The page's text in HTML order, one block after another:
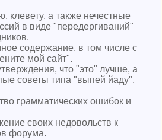
а также нечестные
в виде "передергиваний"
содержание, в том числе с
мой сайт".
что "это" лучше, а
советы типа "выпей йаду",
грамматических ошибок и
своих недовольств к
форума.